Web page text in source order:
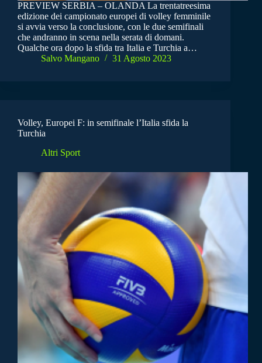
PREVIEW SERBIA – OLANDA La trentatreesima
edizione dei campionato europei di volley femminile
si avvia verso la conclusione, con le due semifinali
che andranno in scena nella serata di domani.
Qualche ora dopo la sfida tra Italia e Turchia a…
Salvo Mangano
31 Agosto 2023
Volley, Europei F: in semifinale l’Italia sfida la
Turchia
Altri Sport